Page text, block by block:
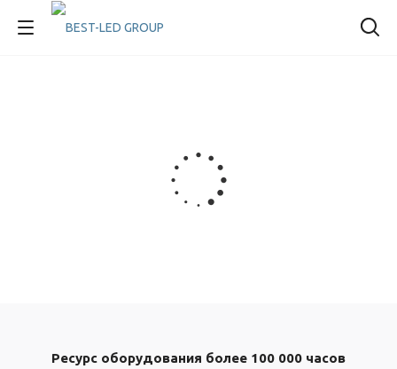
Ресурс оборудования более 100 000 часов